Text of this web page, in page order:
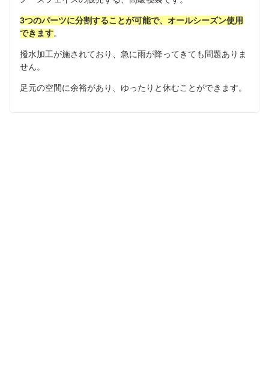
3つのパーツに分割することが可能で、オールシーズン使用
できます。
撥水加工が施されており、急に雨が降ってきても問題ありま
せん。
足元の空間に余裕があり、ゆったりと休むことができます。